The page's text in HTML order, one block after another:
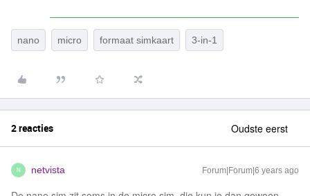
nano micro formaat simkaart 3-in-1
2 reacties Oudste eerst
N netvista Forum|Forum|6 years ago